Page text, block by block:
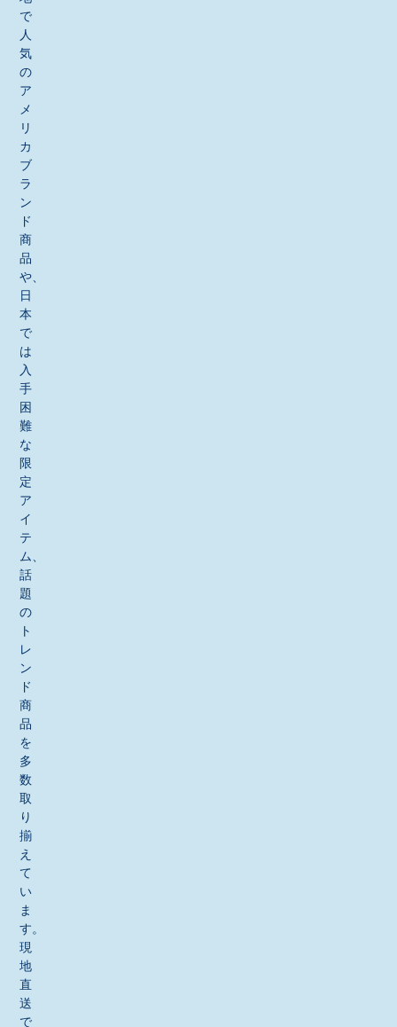
で
人
気
の
ア
メ
リ
カ
ブ
ラ
ン
ド
商
品
や、
日
本
で
は
入
手
困
難
な
限
定
ア
イ
テ
ム、
話
題
の
ト
レ
ン
ド
商
品
を
多
数
取
り
揃
え
て
い
ま
す。
現
地
直
送
で